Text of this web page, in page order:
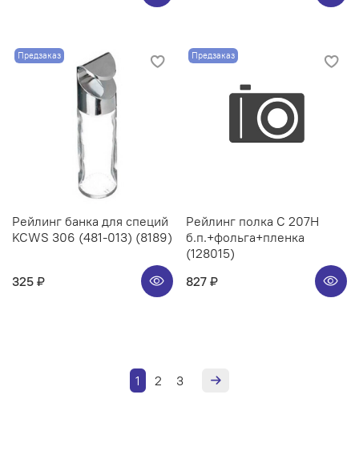
Предзаказ
Рейлинг банка для специй
KCWS 306 (481-013) (8189)
325 ₽
Предзаказ
Рейлинг полка C 207H
б.п.+фольга+пленка
(128015)
827 ₽
1 2 3